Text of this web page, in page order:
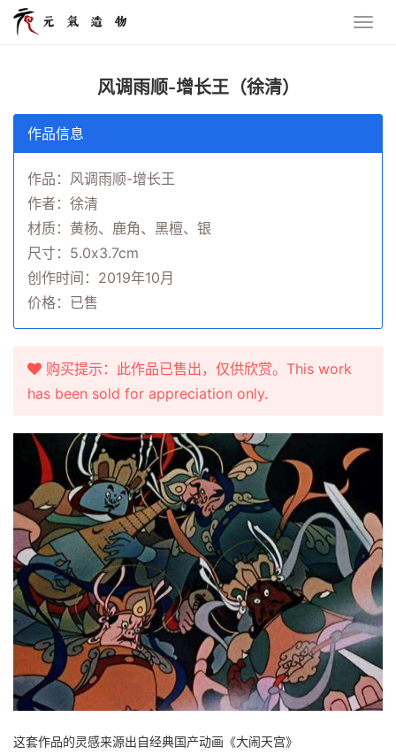
风调雨顺-增长王（徐清）
作品信息
作品：风调雨顺-增长王
作者：徐清
材质：黄杨、鹿角、黑檀、银
尺寸：5.0x3.7cm
创作时间：2019年10月
价格：已售
购买提示：此作品已售出，仅供欣赏。This work
has been sold for appreciation only.
这套作品的灵感来源出自经典国产动画《大闹天宫》